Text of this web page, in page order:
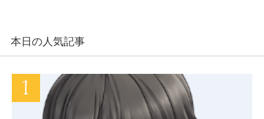
本日の人気記事